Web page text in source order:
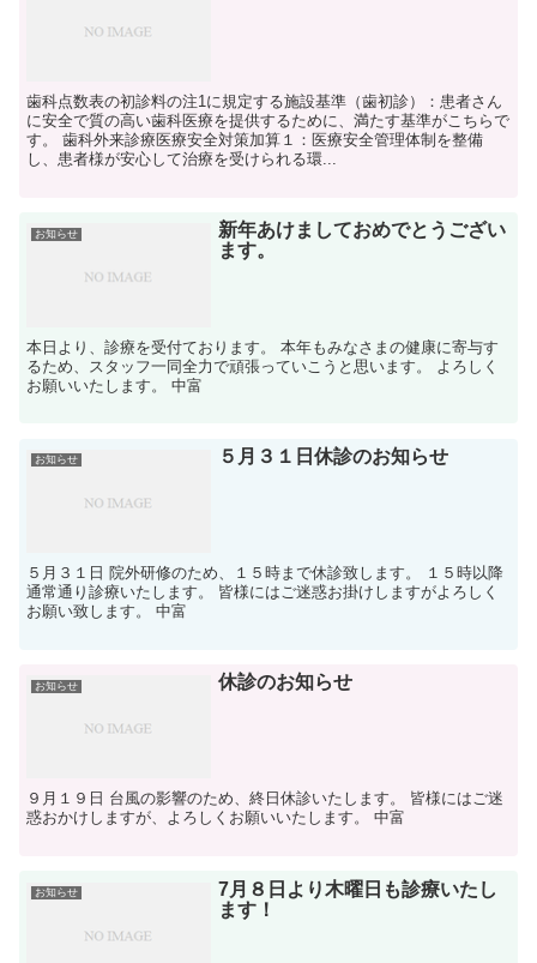
歯科点数表の初診料の注1に規定する施設基準（歯初診）：患者さん
に安全で質の高い歯科医療を提供するために、満たす基準がこちらで
す。 歯科外来診療医療安全対策加算１：医療安全管理体制を整備
し、患者様が安心して治療を受けられる環...
お知らせ
新年あけましておめでとうござい
ます。
本日より、診療を受付ております。 本年もみなさまの健康に寄与す
るため、スタッフ一同全力で頑張っていこうと思います。 よろしく
お願いいたします。 中富
お知らせ ５月３１日休診のお知らせ
５月３１日 院外研修のため、１５時まで休診致します。 １５時以降
通常通り診療いたします。 皆様にはご迷惑お掛けしますがよろしく
お願い致します。 中富
お知らせ 休診のお知らせ
９月１９日 台風の影響のため、終日休診いたします。 皆様にはご迷
惑おかけしますが、よろしくお願いいたします。 中富
お知らせ
7月８日より木曜日も診療いたし
ます！